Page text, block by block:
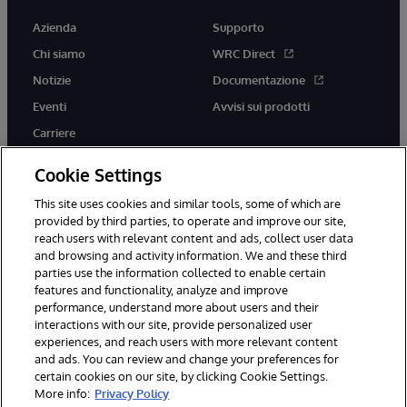
Azienda
Chi siamo
Notizie
Eventi
Carriere
Supporto
WRC Direct
Documentazione
Avvisi sui prodotti
twitter youtubefacebooklinkedin
© 1996-2026 InterSystems Corporation, Boston, MA. Tutti i diritti
riservati.
Avvisi/Termini e Condizioni
Accessibilità
Cookie Settings
This site uses cookies and similar tools, some of which are
provided by third parties, to operate and improve our site,
reach users with relevant content and ads, collect user data
and browsing and activity information. We and these third
parties use the information collected to enable certain
features and functionality, analyze and improve
performance, understand more about users and their
interactions with our site, provide personalized user
experiences, and reach users with more relevant content
and ads. You can review and change your preferences for
certain cookies on our site, by clicking Cookie Settings.
More info: Privacy Policy